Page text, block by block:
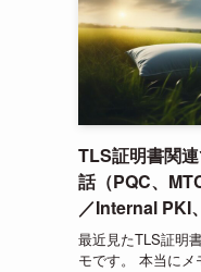
TLS証明書関
話（PQC、
／Internal PKI
最近見たTLS証明
モです。 本当に